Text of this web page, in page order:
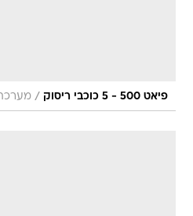
פיאט 500 - 5 כוכבי ריסוק /